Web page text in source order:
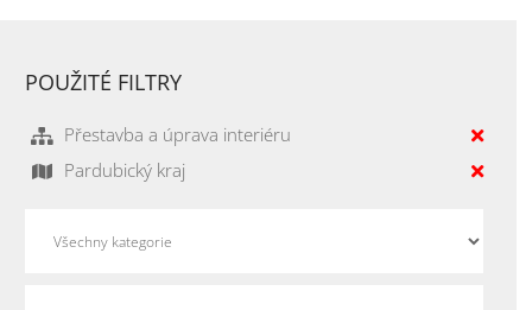
POUŽITÉ FILTRY
Přestavba a úprava interiéru
Pardubický kraj